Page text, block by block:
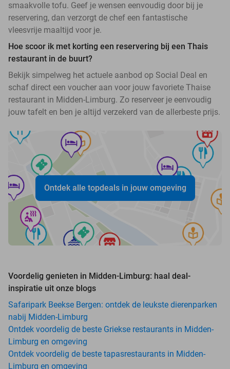
smaakvolle tofu. Geef je wensen eenvoudig door bij je
reservering, dan verzorgt de chef een fantastische
vleesvrije maaltijd voor je.
Hoe scoor ik met korting een reservering bij een Thais
restaurant in de buurt?
Bekijk simpelweg het actuele aanbod op Social Deal en
schaf direct een voucher aan voor jouw favoriete Thaise
restaurant in Midden-Limburg. Zo reserveer je eenvoudig
jouw tafelt en ben je altijd verzekerd van de allerbeste prijs.
Ontdek alle topdeals in jouw omgeving
Voordelig genieten in Midden-Limburg: haal deal-
inspiratie uit onze blogs
Safaripark Beekse Bergen: ontdek de leukste dierenparken
nabij Midden-Limburg
Ontdek voordelig de beste Griekse restaurants in Midden-
Limburg en omgeving
Ontdek voordelig de beste tapasrestaurants in Midden-
Limburg en omgeving